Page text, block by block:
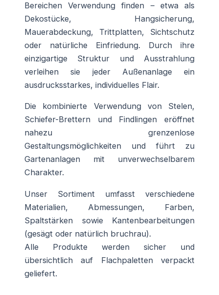
Bereichen Verwendung finden – etwa als
Dekostücke, Hangsicherung,
Mauerabdeckung, Trittplatten, Sichtschutz
oder natürliche Einfriedung. Durch ihre
einzigartige Struktur und Ausstrahlung
verleihen sie jeder Außenanlage ein
ausdrucksstarkes, individuelles Flair.
Die kombinierte Verwendung von Stelen,
Schiefer-Brettern und Findlingen eröffnet
nahezu grenzenlose
Gestaltungsmöglichkeiten und führt zu
Gartenanlagen mit unverwechselbarem
Charakter.
Unser Sortiment umfasst verschiedene
Materialien, Abmessungen, Farben,
Spaltstärken sowie Kantenbearbeitungen
(gesägt oder natürlich bruchrau).
Alle Produkte werden sicher und
übersichtlich auf Flachpaletten verpackt
geliefert.